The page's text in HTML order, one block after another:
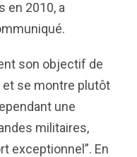
en 2010, a
son objectif de
et se montre plutôt
une
militaires,
exceptionnel”. En